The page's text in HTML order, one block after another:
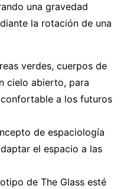
una gravedad
la rotación de una
verdes, cuerpos de
cielo abierto, para
a los futuros
de espaciología
el espacio a las
de The Glass esté